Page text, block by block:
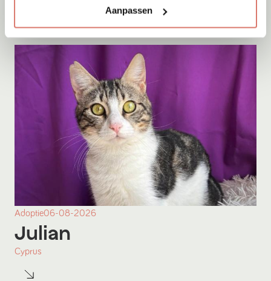
Aanpassen
Adoptie06-08-2026
Julian
Cyprus